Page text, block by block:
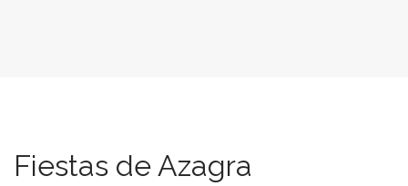
Fiestas de Azagra